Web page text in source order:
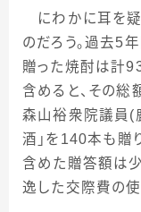
にわかに耳を
のだろう。過去5
贈った焼酎は計
含めると、その総
森山裕衆院議員 (
酒」を 140本も贈
含めた贈答額は
逸した交際費の使